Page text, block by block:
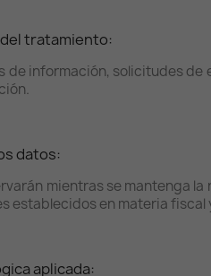
tratamiento:
información, solicitudes
datos:
mientras se mantenga
establecidos en materia
aplicada: